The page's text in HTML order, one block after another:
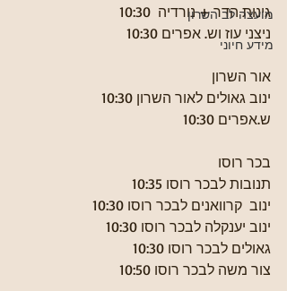
מועצה לב השרון
מידע חיוני
גינות הדר + נורדיה  10:30
ניצני עוז וש. אפרים 10:30
אור השרון
ינוב גאולים לאור השרון 10:30
ש.אפרים 10:30
בכר רוסו
תנובות לבכר רוסו 10:35
ינוב  קרוואנים לבכר רוסו 10:30
ינוב יענקלה לבכר רוסו 10:30
גאולים לבכר רוסו 10:30
צור משה לבכר רוסו 10:50